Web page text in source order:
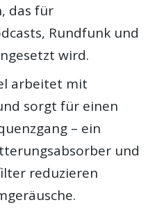
das für
Rundfunk und
wird.
arbeitet mit
sorgt für einen
– ein
und
reduzieren